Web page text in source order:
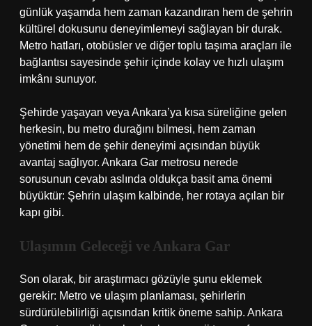
günlük yaşamda hem zaman kazandıran hem de şehrin
kültürel dokusunu deneyimlemeyi sağlayan bir durak.
Metro hatları, otobüsler ve diğer toplu taşıma araçları ile
bağlantısı sayesinde şehir içinde kolay ve hızlı ulaşım
imkânı sunuyor.
Şehirde yaşayan veya Ankara’ya kısa süreliğine gelen
herkesin, bu metro durağını bilmesi, hem zaman
yönetimi hem de şehir deneyimi açısından büyük
avantaj sağlıyor. Ankara Gar metrosu nerede
sorusunun cevabı aslında oldukça basit ama önemi
büyüktür: Şehrin ulaşım kalbinde, her rotaya açılan bir
kapı gibi.
Ulaşımın Geleceği ve Ankara Gar
Son olarak, bir araştırmacı gözüyle şunu eklemek
gerekir: Metro ve ulaşım planlaması, şehirlerin
sürdürülebilirliği açısından kritik öneme sahip. Ankara